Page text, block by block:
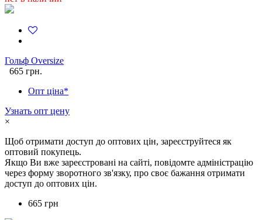
Гольф Oversize
665 грн.
Опт ціна*
Узнать опт цену
×
Щоб отримати доступ до оптових цін, зареєструйтеся як
оптовий покупець.
Якщо Ви вже зареєстровані на сайті, повідомте адміністрацію
через форму зворотного зв'язку, про своє бажання отримати
доступ до оптових цін.
665 грн